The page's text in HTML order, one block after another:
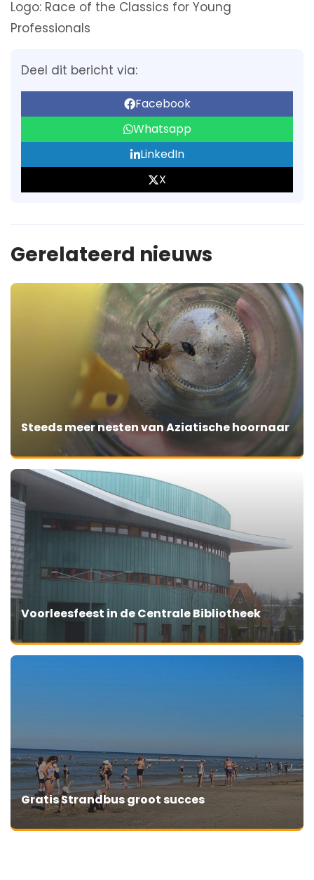
Logo: Race of the Classics for Young
Professionals
Deel dit bericht via:
Facebook
Whatsapp
LinkedIn
X
Gerelateerd nieuws
Steeds meer nesten van Aziatische hoornaar
Voorleesfeest in de Centrale Bibliotheek
Gratis Strandbus groot succes